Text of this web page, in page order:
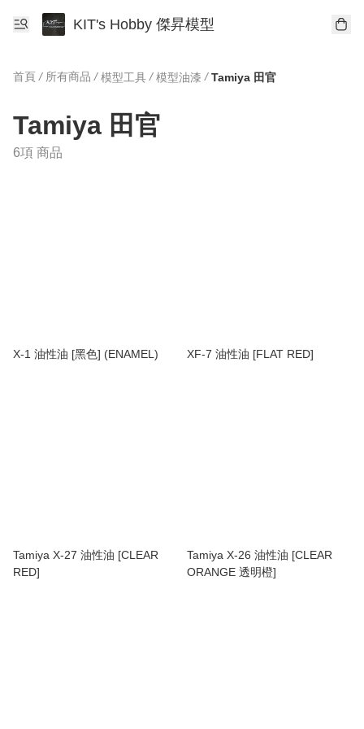
KIT's Hobby 傑昇模型
首頁 / 所有商品 / 模型工具 / 模型油漆 / Tamiya 田官
Tamiya 田官
6項 商品
X-1 油性油 [黑色] (ENAMEL) XF-7 油性油 [FLAT RED]
Tamiya X-27 油性油 [CLEAR
RED]
Tamiya X-26 油性油 [CLEAR
ORANGE 透明橙]